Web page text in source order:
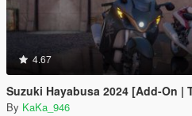
4.67
Suzuki Hayabusa 2024 [Add-On |
By KaKa_946